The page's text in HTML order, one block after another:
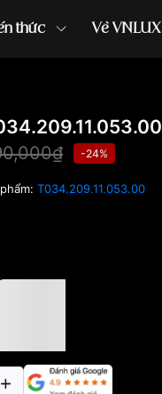
thức Về VNLUX
-24%
T034.209.11.053.00